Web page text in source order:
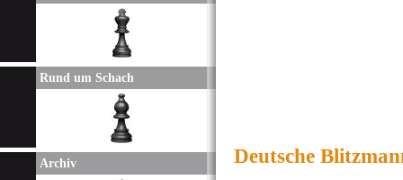
Rund um Schach
Archiv Deutsche